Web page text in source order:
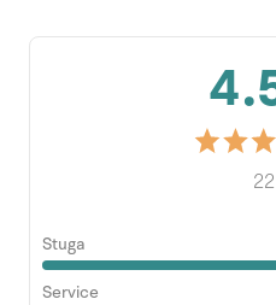
22
Stuga
Service